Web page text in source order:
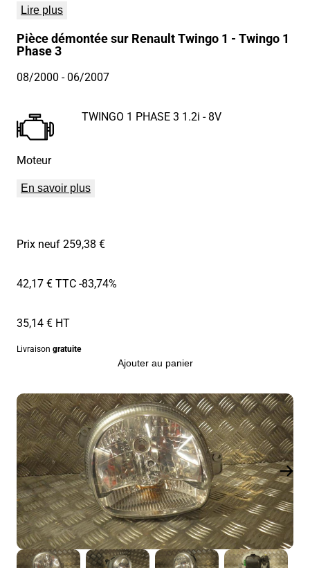
Lire plus
Pièce démontée sur Renault Twingo 1 - Twingo 1
Phase 3
08/2000 - 06/2007
Moteur
TWINGO 1 PHASE 3 1.2i - 8V
En savoir plus
Prix neuf 259,38 €
42,17 € TTC-83,74%
35,14 € HT
Livraison gratuite
Ajouter au panier